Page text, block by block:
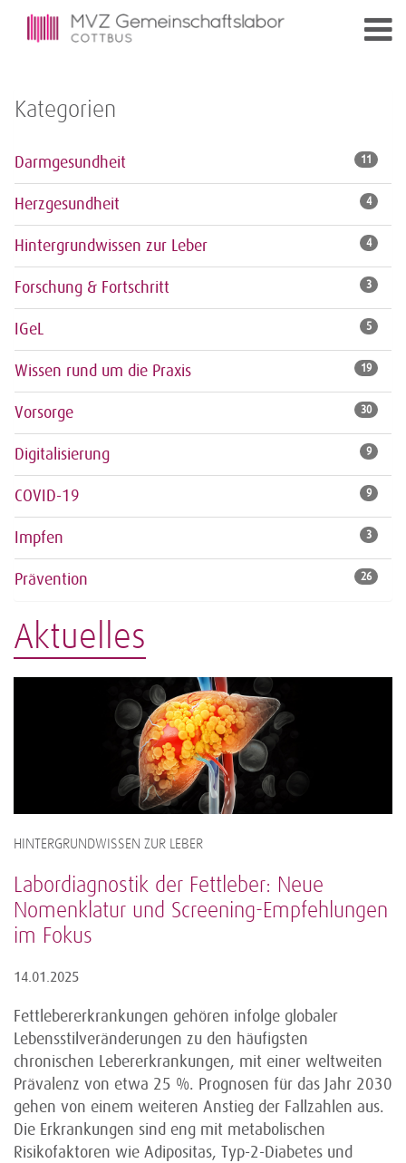
Kategorien
Darmgesundheit 11
Herzgesundheit 4
Hintergrundwissen zur Leber 4
Forschung & Fortschritt 3
IGeL 5
Wissen rund um die Praxis 19
Vorsorge 30
Digitalisierung 9
COVID-19 9
Impfen 3
Prävention 26
Aktuelles
HINTERGRUNDWISSEN ZUR LEBER
Labordiagnostik der Fettleber: Neue
Nomenklatur und Screening-Empfehlungen
im Fokus
14.01.2025
Fettlebererkrankungen gehören infolge globaler
Lebensstilveränderungen zu den häufigsten
chronischen Lebererkrankungen, mit einer weltweiten
Prävalenz von etwa 25 %. Prognosen für das Jahr 2030
gehen von einem weiteren Anstieg der Fallzahlen aus.
Die Erkrankungen sind eng mit metabolischen
Risikofaktoren wie Adipositas, Typ-2-Diabetes und